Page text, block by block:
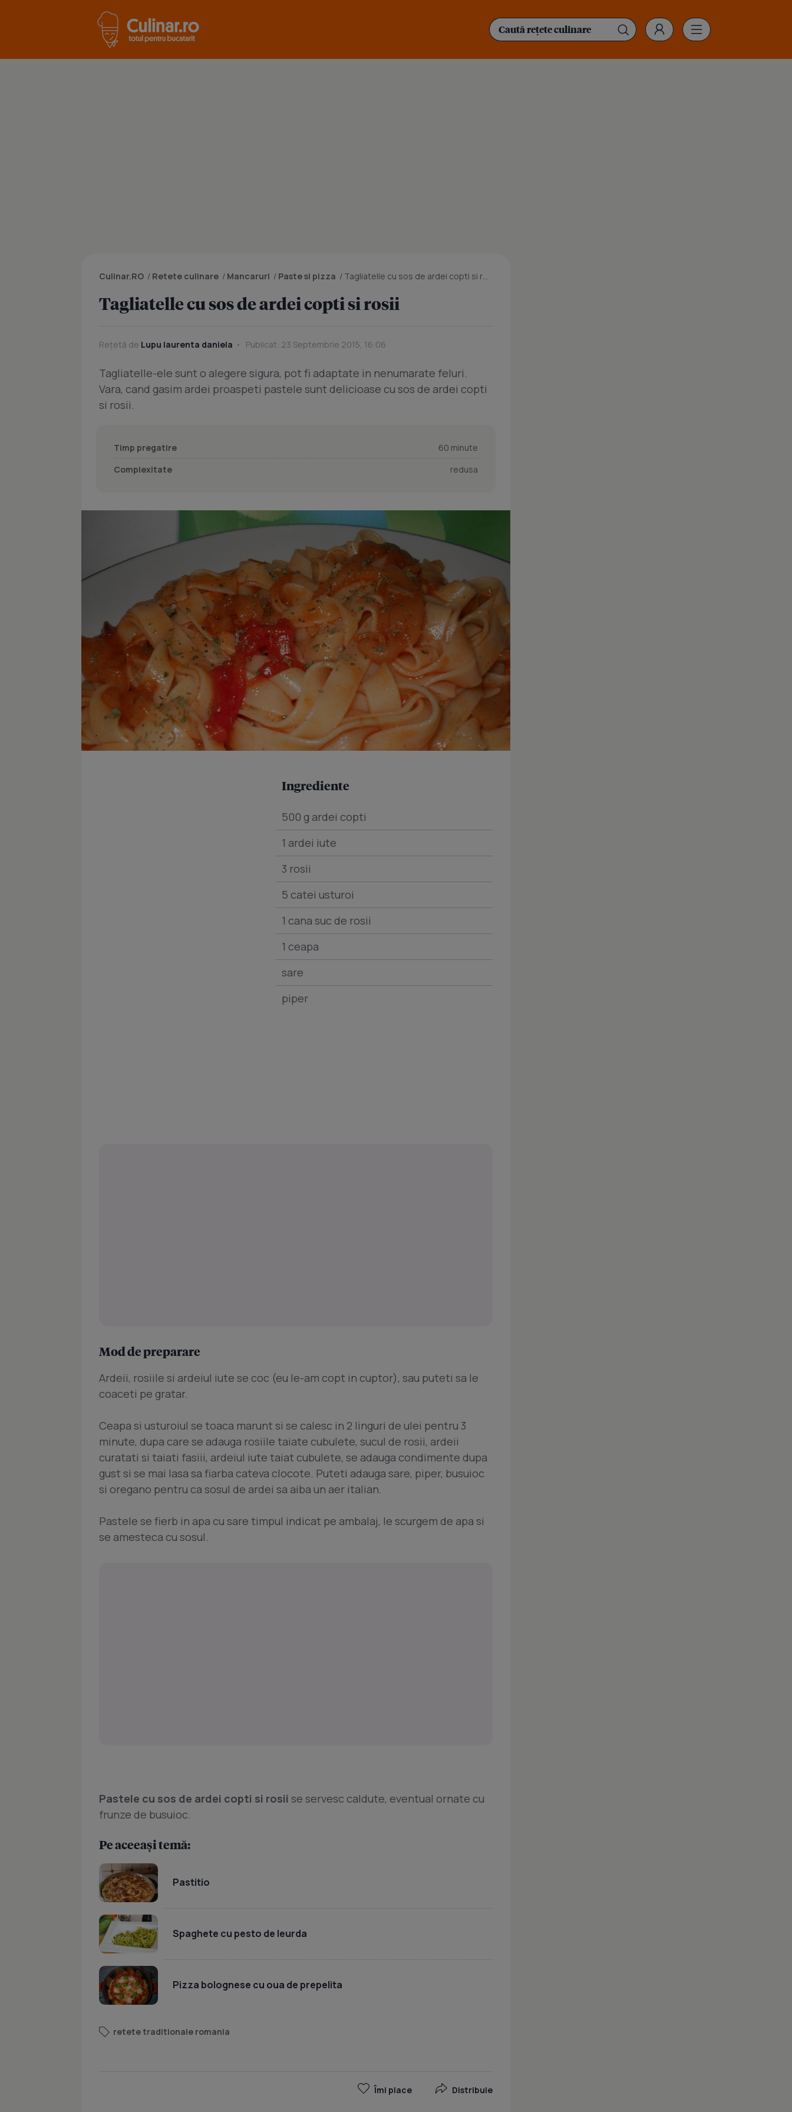
Culinar.RO / Retete culinare / Mancaruri / Paste si pizza / Tagliatelle cu sos de ardei copti si rosii
Tagliatelle cu sos de ardei copti si rosii
Rețetă de Lupu laurenta daniela Publicat: 23 Septembrie 2015, 16:06
Tagliatelle-ele sunt o alegere sigura, pot fi adaptate in nenumarate feluri.
Vara, cand gasim ardei proaspeti pastele sunt delicioase cu sos de ardei copti
si rosii.
Timp pregatire
60 minute
Complexitate
redusa
Ingrediente
500 g ardei copti
1 ardei iute
3 rosii
5 catei usturoi
1 cana suc de rosii
1 ceapa
sare
piper
Mod de preparare
Ardeii, rosiile si ardeiul iute se coc (eu le-am copt in cuptor), sau puteti sa le
coaceti pe gratar.
Ceapa si usturoiul se toaca marunt si se calesc in 2 linguri de ulei pentru 3
minute, dupa care se adauga rosiile taiate cubulete, sucul de rosii, ardeii
curatati si taiati fasiii, ardeiul iute taiat cubulete, se adauga condimente dupa
gust si se mai lasa sa fiarba cateva clocote. Puteti adauga sare, piper, busuioc
si oregano pentru ca sosul de ardei sa aiba un aer italian.
Pastele se fierb in apa cu sare timpul indicat pe ambalaj, le scurgem de apa si
se amesteca cu sosul.
Pastele cu sos de ardei copti si rosii se servesc caldute, eventual ornate cu
frunze de busuioc.
Pe aceeași temă:
Pastitio
Spaghete cu pesto de leurda
Pizza bolognese cu oua de prepelita
retete traditionale romania
Îmi place Distribuie